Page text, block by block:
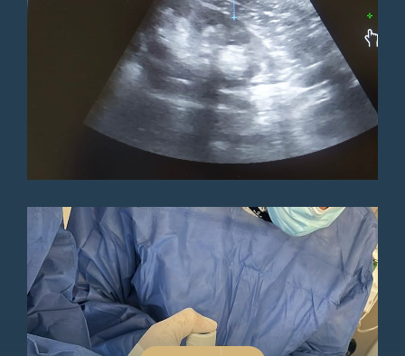
Sin tema excelente atención,
amabilidad y detalle del tema
Satisfecho totalmente con sus
servicios profesionales